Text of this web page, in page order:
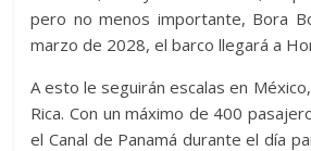
pero no menos importante, Bora
marzo de 2028, el barco llegará a
A esto le seguirán escalas en
Rica. Con un máximo de 400
el Canal de Panamá durante el día